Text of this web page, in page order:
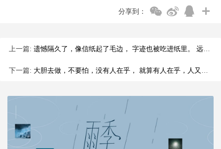
分享到：
上一篇: 遗憾隔久了，像信纸起了毛边， 字迹也被吃进纸里。 远年笔痕淡得只剩影子， 信纸泛了黄，捏在手里，沙沙响。
下一篇: 大胆去做，不要怕，没有人在乎， 就算有人在乎，人又算什么东西。